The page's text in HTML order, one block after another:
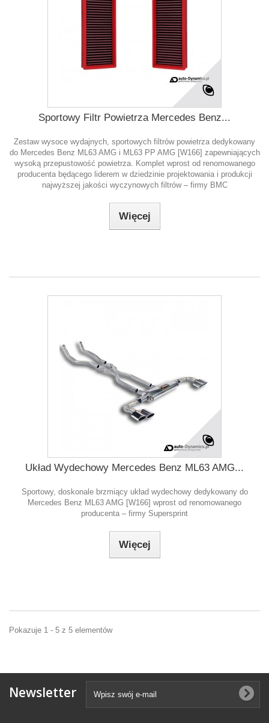
Sportowy Filtr Powietrza Mercedes Benz...
Zestaw wysoce wydajnych, sportowych filtrów powietrza dedykowany
do Mercedes Benz ML63 AMG i ML63 PP AMG [W166] zapewniających
wysoką przepustowość powietrza. Komplet wprost od renomowanego
producenta będącego liderem w dziedzinie projektowania i produkcji
najwyższej jakości wyczynowych filtrów – firmy BMC
Więcej
Układ Wydechowy Mercedes Benz ML63 AMG...
Sportowy, doskonale brzmiący układ wydechowy dedykowany do
Mercedes Benz ML63 AMG [W166] wprost od renomowanego
producenta – firmy Supersprint
Więcej
Pokazuje 1 - 5 z 5 elementów
Newsletter